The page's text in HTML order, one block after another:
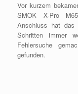
Vor kurzem
SMOK X-Pro
Anschluss hat das
Schritten immer
Fehlersuche
gefunden.